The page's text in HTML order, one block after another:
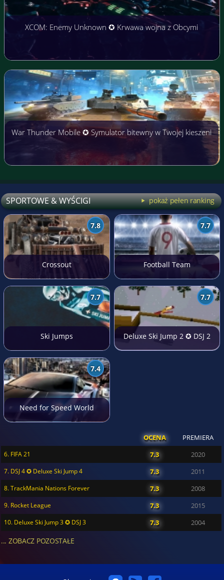
XCOM: Enemy Unknown ✪ Krwawa wojna z Obcymi
War Thunder Mobile ✪ Symulator bitewny w Twojej kieszeni
SPORTOWE & WYŚCIGI pokaż pełen ranking
7.8
Crossout
7.7
Football Team
7.7
Ski Jumps
7.7
Deluxe Ski Jump 2 ✪ DSJ 2
7.4
Need for Speed World
OCENA PREMIERA
6. FIFA 21 7.3 2020
7. DSJ 4 ✪ Deluxe Ski Jump 4 7.3 2011
8. TrackMania Nations Forever 7.3 2008
9. Rocket League 7.3 2015
10. Deluxe Ski Jump 3 ✪ DSJ 3 7.3 2004
... ZOBACZ POZOSTAŁE